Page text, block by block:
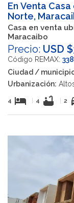
En Venta
Norte,
Casa en venta
Maracaibo
Precio: USD
Código REMAX:
Ciudad /
Urbanización:
4 hotel 4 bathtub 2